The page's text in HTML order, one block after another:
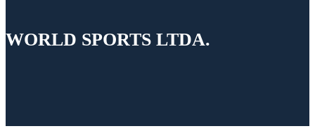
WORLD SPORTS LTDA.